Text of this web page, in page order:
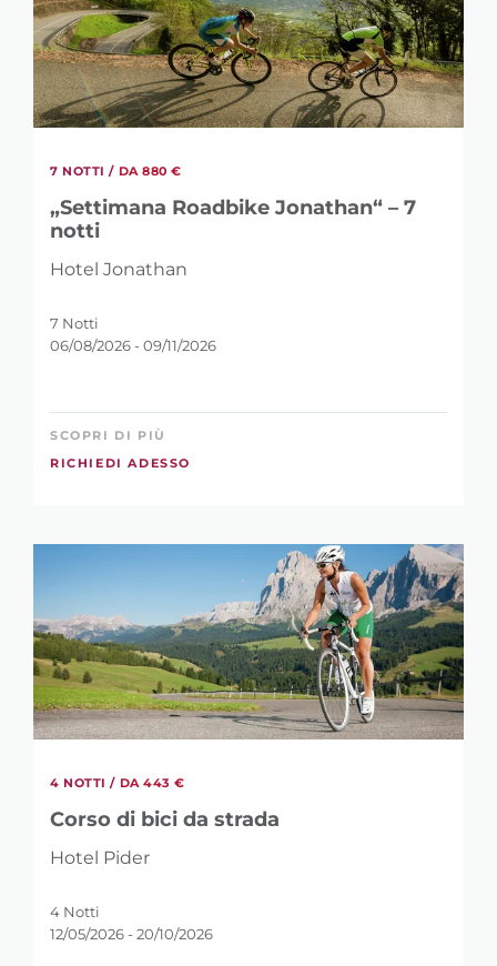
PAROLA CHIAVE
CATEGORIA PREZZO
4
7
7 NOTTI / DA 880 €
„Settimana Roadbike Jonathan“ – 7
notti
Hotel Jonathan
7 Notti
06/08/2026 - 09/11/2026
SCOPRI DI PIÙ
RICHIEDI ADESSO
4 NOTTI / DA 443 €
Corso di bici da strada
Hotel Pider
4 Notti
12/05/2026 - 20/10/2026